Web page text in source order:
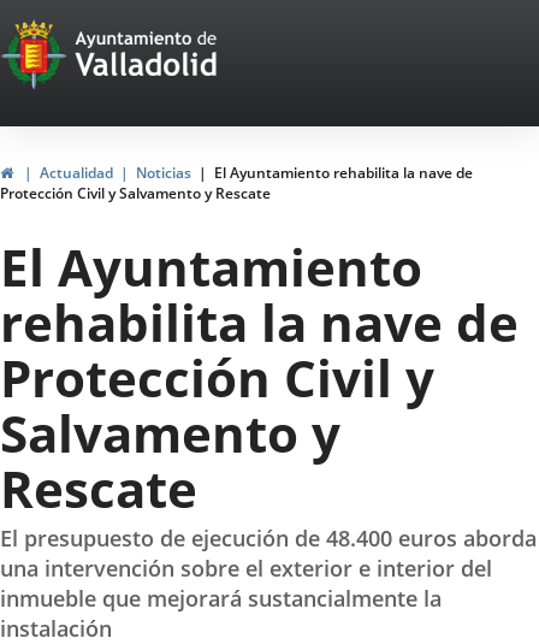
Portal
Web
del
Ayuntamiento
de
Valladolid
InicioActualidad Noticias
El Ayuntamiento rehabilita la nave de
Protección Civil y Salvamento y Rescate
El Ayuntamiento
rehabilita la nave de
Protección Civil y
Salvamento y
Rescate
El presupuesto de ejecución de 48.400 euros aborda
una intervención sobre el exterior e interior del
inmueble que mejorará sustancialmente la
instalación